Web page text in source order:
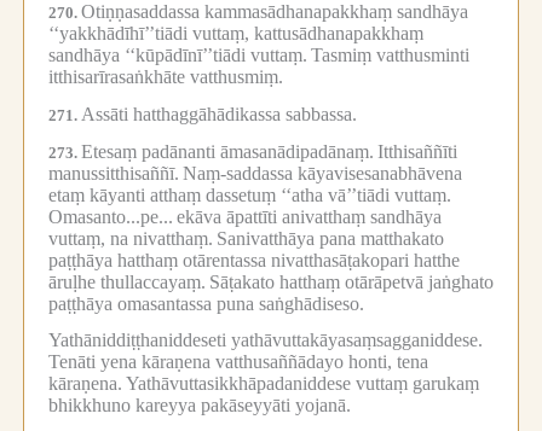
270. Otiṇṇasaddassa kammasādhanapakkhaṃ sandhāya
‘‘yakkhādīhī’’tiādi vuttaṃ, kattusādhanapakkhaṃ
sandhāya ‘‘kūpādīnī’’tiādi vuttaṃ. Tasmiṃ vatthusminti
itthisarīrasaṅkhāte vatthusmiṃ.
271. Assāti hatthaggāhādikassa sabbassa.
273. Etesaṃ padānanti āmasanādipadānaṃ. Itthisaññīti
manussitthisaññī. Naṃ-saddassa kāyavisesanabhāvena
etaṃ kāyanti atthaṃ dassetuṃ ‘‘atha vā’’tiādi vuttaṃ.
Omasanto...pe... ekāva āpattīti anivatthaṃ sandhāya
vuttaṃ, na nivatthaṃ. Sanivatthāya pana matthakato
paṭṭhāya hatthaṃ otārentassa nivatthasāṭakopari hatthe
āruḷhe thullaccayaṃ. Sāṭakato hatthaṃ otārāpetvā jaṅghato
paṭṭhāya omasantassa puna saṅghādiseso.
Yathāniddiṭṭhaniddeseti yathāvuttakāyasaṃsagganiddese.
Tenāti yena kāraṇena vatthusaññādayo honti, tena
kāraṇena. Yathāvuttasikkhāpadaniddese vuttaṃ garukaṃ
bhikkhuno kareyya pakāseyyāti yojanā.